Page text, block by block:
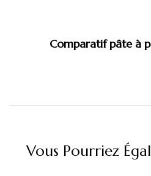
Comparatif pâte à
Vous Pourriez